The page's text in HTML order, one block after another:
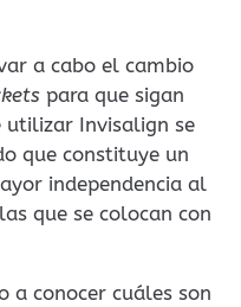
a cabo el cambio
para que sigan
utilizar Invisalign se
que constituye un
independencia al
que se colocan con
a conocer cuáles son